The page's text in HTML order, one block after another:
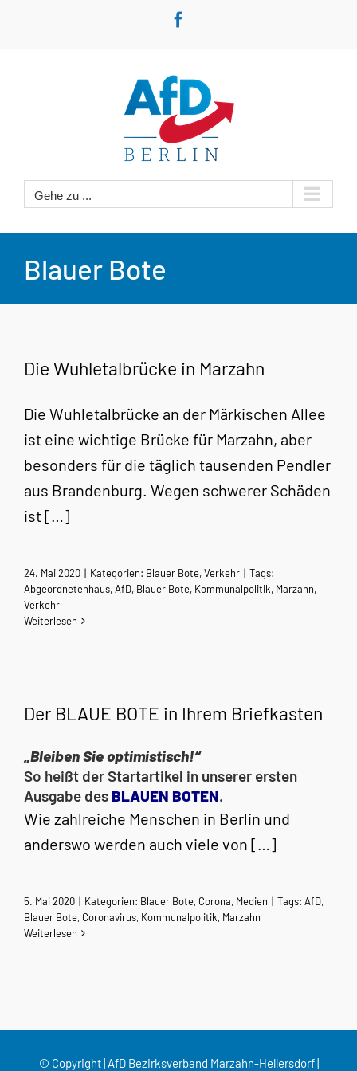
Gehe zu ...
Blauer Bote
Die Wuhletalbrücke in Marzahn
Die Wuhletalbrücke an der Märkischen Allee
ist eine wichtige Brücke für Marzahn, aber
besonders für die täglich tausenden Pendler
aus Brandenburg. Wegen schwerer Schäden
ist […]
24. Mai 2020 | Kategorien: Blauer Bote,Verkehr | Tags:
Abgeordnetenhaus,AfD, Blauer Bote, Kommunalpolitik, Marzahn,
Verkehr
Weiterlesen
Der BLAUE BOTE in Ihrem Briefkasten
„Bleiben Sie optimistisch!“
So heißt der Startartikel in unserer ersten
Ausgabe des BLAUEN BOTEN.
Wie zahlreiche Menschen in Berlin und
anderswo werden auch viele von […]
5. Mai 2020 | Kategorien: Blauer Bote, Corona, Medien | Tags: AfD,
Blauer Bote, Coronavirus, Kommunalpolitik, Marzahn
Weiterlesen
© Copyright | AfD Bezirksverband Marzahn-Hellersdorf |